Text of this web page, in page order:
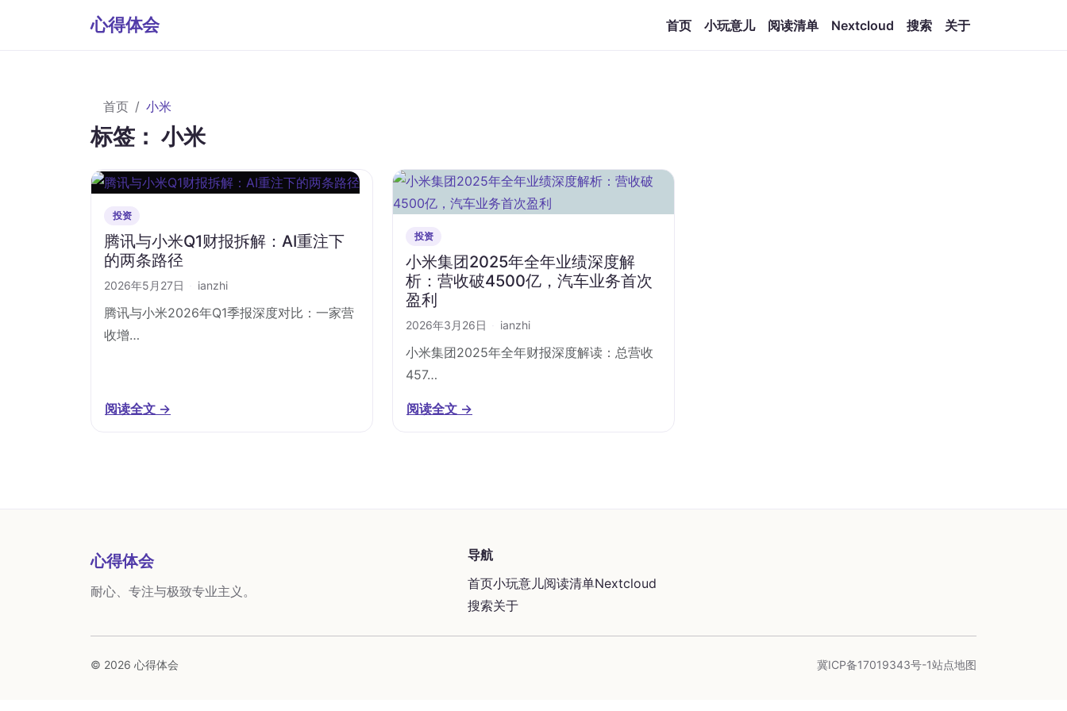
心得体会 首页 小玩意儿 阅读清单 Nextcloud 搜索 关于
首页 小米
标签： 小米
投资
腾讯与小米Q1财报拆解：AI重注下
的两条路径
2026年5月27日 ianzhi
腾讯与小米2026年Q1季报深度对比：一家营
收增…
阅读全文 →
投资
小米集团2025年全年业绩深度解
析：营收破4500亿，汽车业务首次
盈利
2026年3月26日 ianzhi
小米集团2025年全年财报深度解读：总营收
457…
阅读全文 →
心得体会
耐心、专注与极致专业主义。
导航
首页小玩意儿阅读清单Nextcloud
搜索关于
© 2026 心得体会 冀ICP备17019343号-1站点地图